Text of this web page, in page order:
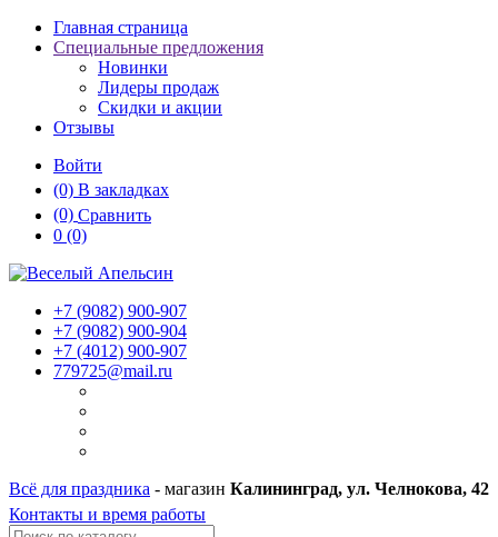
Главная страница
Специальные предложения
Новинки
Лидеры продаж
Скидки и акции
Отзывы
Войти
(0) В закладках
(0) Сравнить
0 (0)
+7 (9082) 900-907
+7 (9082) 900-904
+7 (4012) 900-907
779725@mail.ru
Всё для праздника - магазин Калининград, ул. Челнокова, 42
Контакты и время работы